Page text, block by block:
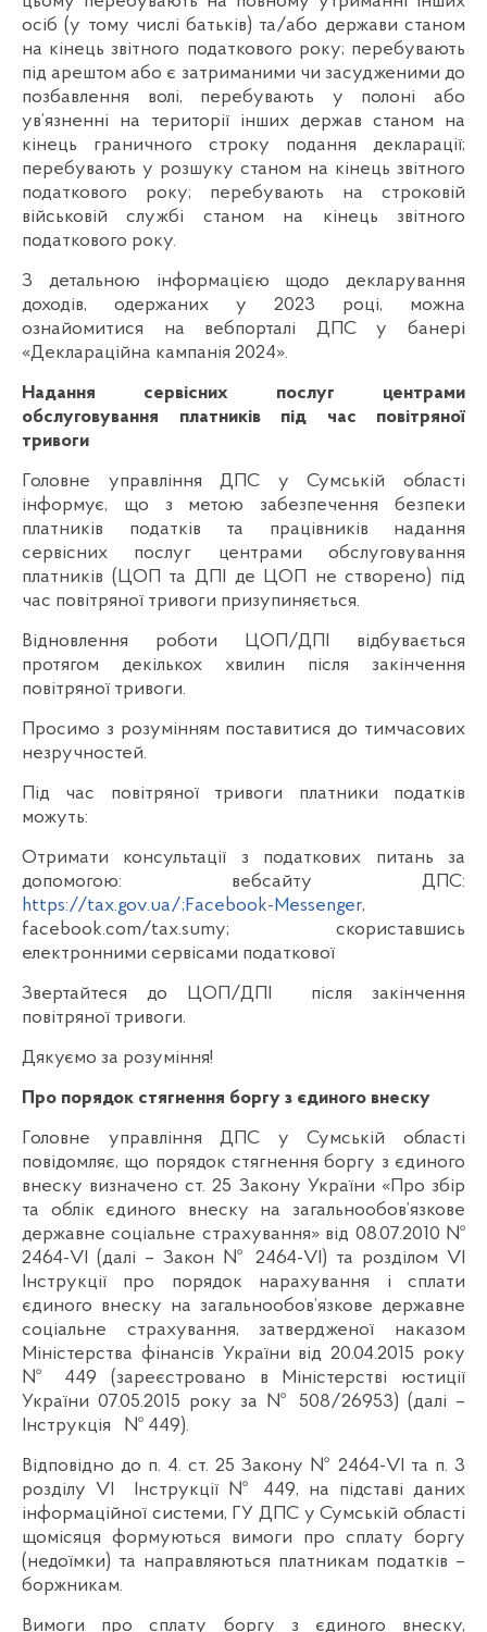
осіб (у тому числі батьків) та/або держави станом
на кінець звітного податкового року; перебувають
під арештом або є затриманими чи засудженими до
позбавлення волі, перебувають у полоні або
ув’язненні на території інших держав станом на
кінець граничного строку подання декларації;
перебувають у розшуку станом на кінець звітного
податкового року; перебувають на строковій
військовій службі станом на кінець звітного
податкового року.
З детальною інформацією щодо декларування
доходів, одержаних у 2023 році, можна
ознайомитися на вебпорталі ДПС у банері
«Деклараційна кампанія 2024».
Надання сервісних послуг центрами
обслуговування платників під час повітряної
тривоги
Головне управління ДПС у Сумській області
інформує, що з метою забезпечення безпеки
платників податків та працівників надання
сервісних послуг центрами обслуговування
платників (ЦОП та ДПІ де ЦОП не створено) під
час повітряної тривоги призупиняється.
Відновлення роботи ЦОП/ДПІ відбувається
протягом декількох хвилин після закінчення
повітряної тривоги.
Просимо з розумінням поставитися до тимчасових
незручностей.
Під час повітряної тривоги платники податків
можуть:
Отримати консультації з податкових питань за
допомогою: вебсайту ДПС:
https://tax.gov.ua/;Facebook-Messenger,
facebook.com/tax.sumy; скориставшись
електронними сервісами податкової
Звертайтеся до ЦОП/ДПІ після закінчення
повітряної тривоги.
Дякуємо за розуміння!
Про порядок стягнення боргу з єдиного внеску
Головне управління ДПС у Сумській області
повідомляє, що порядок стягнення боргу з єдиного
внеску визначено ст. 25 Закону України «Про збір
та облік єдиного внеску на загальнообов’язкове
державне соціальне страхування» від 08.07.2010 №
2464-VІ (далі – Закон № 2464-VІ) та розділом VІ
Інструкції про порядок нарахування і сплати
єдиного внеску на загальнообов’язкове державне
соціальне страхування, затвердженої наказом
Міністерства фінансів України від 20.04.2015 року
№ 449 (зареєстровано в Міністерстві юстиції
України 07.05.2015 року за № 508/26953) (далі –
Інструкція № 449).
Відповідно до п. 4. ст. 25 Закону № 2464-VІ та п. 3
розділу VІ Інструкції № 449, на підставі даних
інформаційної системи, ГУ ДПС у Сумській області
щомісяця формуються вимоги про сплату боргу
(недоїмки) та направляються платникам податків –
боржникам.
Вимоги про сплату боргу з єдиного внеску,